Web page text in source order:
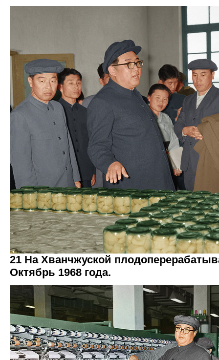
21 На Хванчжуской
Октябрь 1968 года.